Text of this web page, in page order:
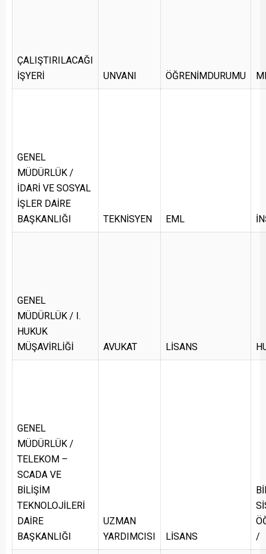
ÇALIŞTIRILACAĞI
İŞYERİ
UNVANI ÖĞRENİMDURUMU
GENEL
MÜDÜRLÜK /
İDARİ VE SOSYAL
İŞLER DAİRE
BAŞKANLIĞI
TEKNİSYEN EML
GENEL
MÜDÜRLÜK / I.
HUKUK
MÜŞAVİRLİĞİ
AVUKAT LİSANS
GENEL
MÜDÜRLÜK /
TELEKOM –
SCADA VE
BİLİŞİM
TEKNOLOJİLERİ
DAİRE
BAŞKANLIĞI
UZMAN
YARDIMCISI
LİSANS
/